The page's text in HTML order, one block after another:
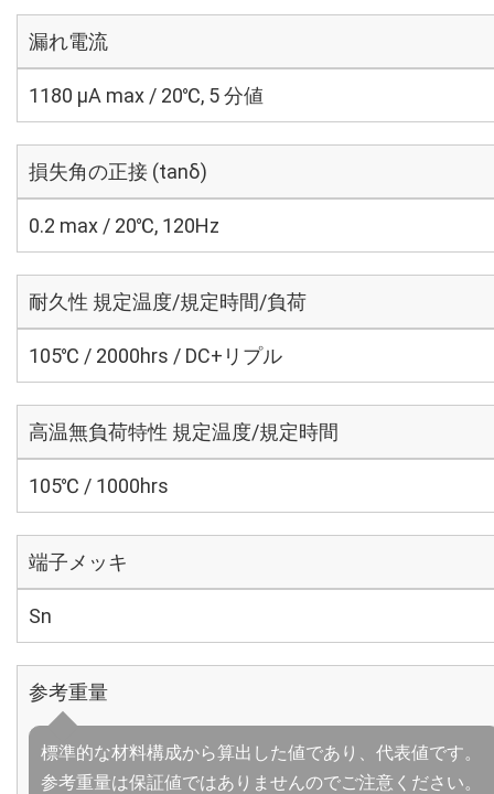
漏れ電流
1180 μA max / 20℃, 5 分値
損失角の正接 (tanδ)
0.2 max / 20℃, 120Hz
耐久性 規定温度/規定時間/負荷
105℃ / 2000hrs / DC+リプル
高温無負荷特性 規定温度/規定時間
105℃ / 1000hrs
端子メッキ
Sn
参考重量
標準的な材料構成から算出した値であり、代表値です。
参考重量は保証値ではありませんのでご注意ください。